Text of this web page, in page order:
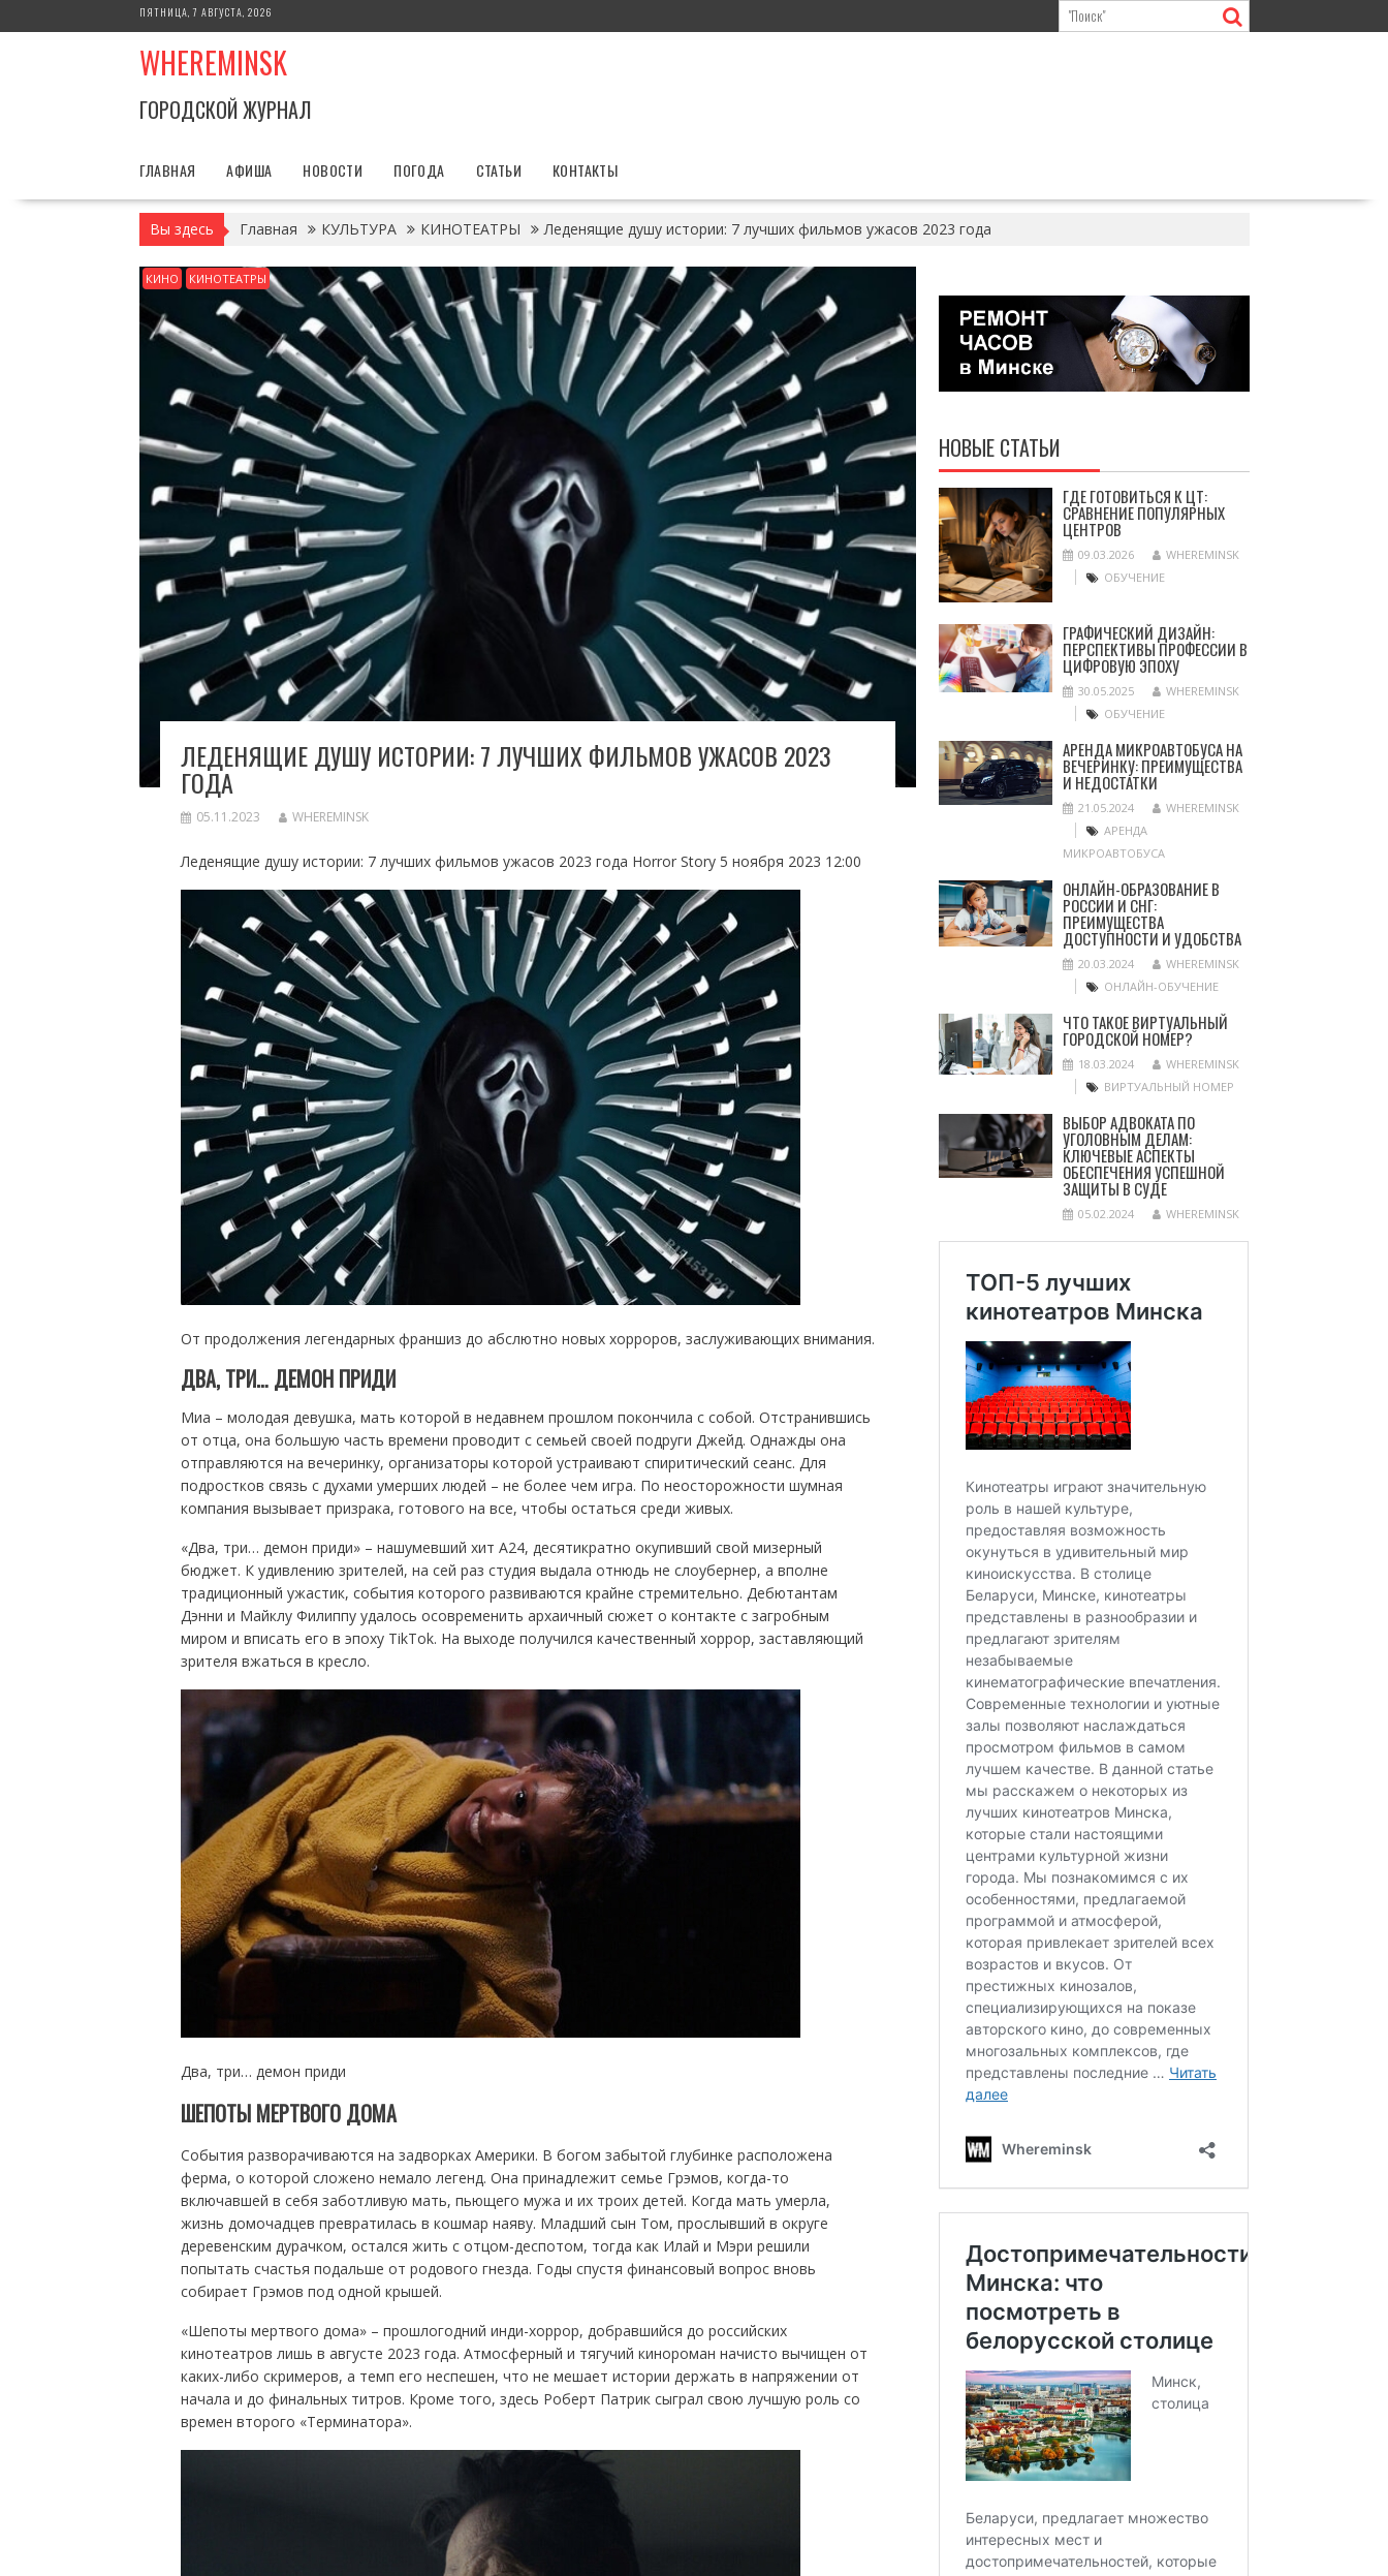
к
ПЯТНИЦА, 7 АВГУСТА, 2026
WHEREMINSK
ГОРОДСКОЙ ЖУРНАЛ
ГЛАВНАЯ АФИША НОВОСТИ ПОГОДА СТАТЬИ КОНТАКТЫ
Вы здесь Главная КУЛЬТУРА КИНОТЕАТРЫ Леденящие душу истории: 7 лучших фильмов ужасов 2023 года
КИНО КИНОТЕАТРЫ
ЛЕДЕНЯЩИЕ ДУШУ ИСТОРИИ: 7 ЛУЧШИХ ФИЛЬМОВ УЖАСОВ 2023
ГОДА
05.11.2023 WHEREMINSK
Леденящие душу истории: 7 лучших фильмов ужасов 2023 года Horror Story 5 ноября 2023 12:00
От продолжения легендарных франшиз до абслютно новых хорроров, заслуживающих внимания.
ДВА, ТРИ… ДЕМОН ПРИДИ
Миа – молодая девушка, мать которой в недавнем прошлом покончила с собой. Отстранившись
от отца, она большую часть времени проводит с семьей своей подруги Джейд. Однажды она
отправляются на вечеринку, организаторы которой устраивают спиритический сеанс. Для
подростков связь с духами умерших людей – не более чем игра. По неосторожности шумная
компания вызывает призрака, готового на все, чтобы остаться среди живых.
«Два, три… демон приди» – нашумевший хит A24, десятикратно окупивший свой мизерный
бюджет. К удивлению зрителей, на сей раз студия выдала отнюдь не слоубернер, а вполне
традиционный ужастик, события которого развиваются крайне стремительно. Дебютантам
Дэнни и Майклу Филиппу удалось осовременить архаичный сюжет о контакте с загробным
миром и вписать его в эпоху TikTok. На выходе получился качественный хоррор, заставляющий
зрителя вжаться в кресло.
Два, три… демон приди
ШЕПОТЫ МЕРТВОГО ДОМА
События разворачиваются на задворках Америки. В богом забытой глубинке расположена
ферма, о которой сложено немало легенд. Она принадлежит семье Грэмов, когда-то
включавшей в себя заботливую мать, пьющего мужа и их троих детей. Когда мать умерла,
жизнь домочадцев превратилась в кошмар наяву. Младший сын Том, прослывший в округе
деревенским дурачком, остался жить с отцом-деспотом, тогда как Илай и Мэри решили
попытать счастья подальше от родового гнезда. Годы спустя финансовый вопрос вновь
собирает Грэмов под одной крышей.
«Шепоты мертвого дома» – прошлогодний инди-хоррор, добравшийся до российских
кинотеатров лишь в августе 2023 года. Атмосферный и тягучий кинороман начисто вычищен от
каких-либо скримеров, а темп его неспешен, что не мешает истории держать в напряжении от
начала и до финальных титров. Кроме того, здесь Роберт Патрик сыграл свою лучшую роль со
времен второго «Терминатора».
НОВЫЕ СТАТЬИ
ГДЕ ГОТОВИТЬСЯ К ЦТ:
СРАВНЕНИЕ ПОПУЛЯРНЫХ
ЦЕНТРОВ
09.03.2026
WHEREMINSK
ОБУЧЕНИЕ
ГРАФИЧЕСКИЙ ДИЗАЙН:
ПЕРСПЕКТИВЫ ПРОФЕССИИ В
ЦИФРОВУЮ ЭПОХУ
30.05.2025
WHEREMINSK
ОБУЧЕНИЕ
АРЕНДА МИКРОАВТОБУСА НА
ВЕЧЕРИНКУ: ПРЕИМУЩЕСТВА
И НЕДОСТАТКИ
21.05.2024
WHEREMINSK
АРЕНДА
МИКРОАВТОБУСА
ОНЛАЙН-ОБРАЗОВАНИЕ В
РОССИИ И СНГ:
ПРЕИМУЩЕСТВА
ДОСТУПНОСТИ И УДОБСТВА
20.03.2024
WHEREMINSK
ОНЛАЙН-ОБУЧЕНИЕ
ЧТО ТАКОЕ ВИРТУАЛЬНЫЙ
ГОРОДСКОЙ НОМЕР?
18.03.2024
WHEREMINSK
ВИРТУАЛЬНЫЙ НОМЕР
ВЫБОР АДВОКАТА ПО
УГОЛОВНЫМ ДЕЛАМ:
КЛЮЧЕВЫЕ АСПЕКТЫ
ОБЕСПЕЧЕНИЯ УСПЕШНОЙ
ЗАЩИТЫ В СУДЕ
05.02.2024 WHEREMINSK